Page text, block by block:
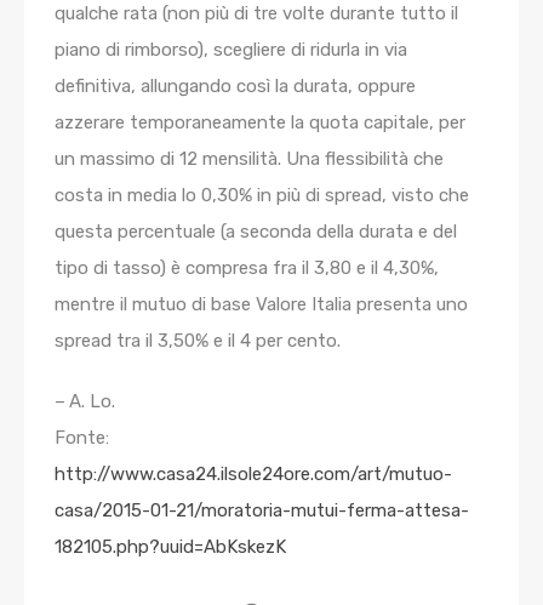
qualche rata (non più di tre volte durante tutto il
piano di rimborso), scegliere di ridurla in via
definitiva, allungando così la durata, oppure
azzerare temporaneamente la quota capitale, per
un massimo di 12 mensilità. Una flessibilità che
costa in media lo 0,30% in più di spread, visto che
questa percentuale (a seconda della durata e del
tipo di tasso) è compresa fra il 3,80 e il 4,30%,
mentre il mutuo di base Valore Italia presenta uno
spread tra il 3,50% e il 4 per cento.
– A. Lo.
Fonte:
http://www.casa24.ilsole24ore.com/art/mutuo-
casa/2015-01-21/moratoria-mutui-ferma-attesa-
182105.php?uuid=AbKskezK